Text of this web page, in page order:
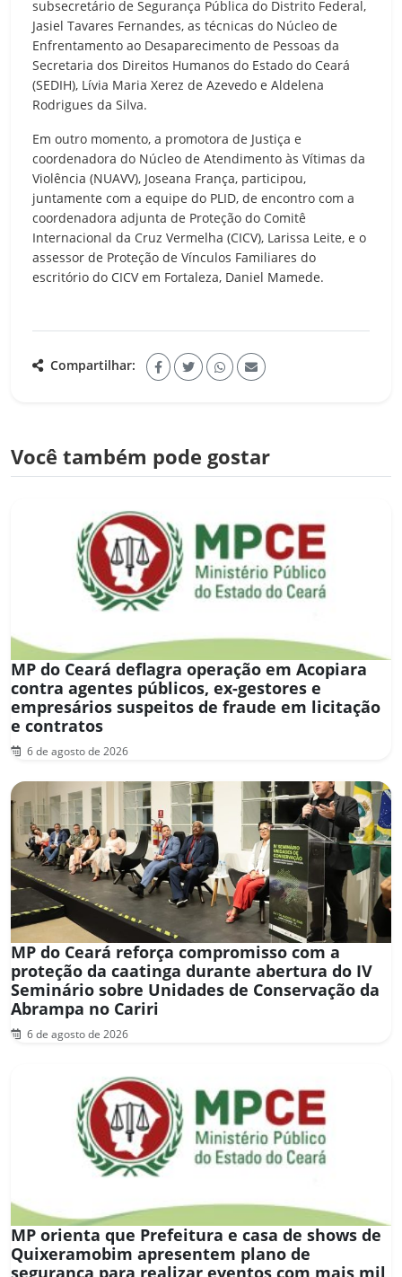
subsecretário de Segurança Pública do Distrito Federal,
Jasiel Tavares Fernandes, as técnicas do Núcleo de
Enfrentamento ao Desaparecimento de Pessoas da
Secretaria dos Direitos Humanos do Estado do Ceará
(SEDIH), Lívia Maria Xerez de Azevedo e Aldelena
Rodrigues da Silva.
Em outro momento, a promotora de Justiça e
coordenadora do Núcleo de Atendimento às Vítimas da
Violência (NUAVV), Joseana França, participou,
juntamente com a equipe do PLID, de encontro com a
coordenadora adjunta de Proteção do Comitê
Internacional da Cruz Vermelha (CICV), Larissa Leite, e o
assessor de Proteção de Vínculos Familiares do
escritório do CICV em Fortaleza, Daniel Mamede.
Compartilhar:
Você também pode gostar
MP do Ceará deflagra operação em Acopiara
contra agentes públicos, ex-gestores e
empresários suspeitos de fraude em licitação
e contratos
6 de agosto de 2026
MP do Ceará reforça compromisso com a
proteção da caatinga durante abertura do IV
Seminário sobre Unidades de Conservação da
Abrampa no Cariri
6 de agosto de 2026
MP orienta que Prefeitura e casa de shows de
Quixeramobim apresentem plano de
segurança para realizar eventos com mais mil